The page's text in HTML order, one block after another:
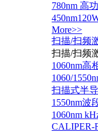
780nm 高
More>>
扫描/扫频
扫描/扫频
1060nm高
1060/
扫描式半
1550nm波
1060nm
CALIPER-